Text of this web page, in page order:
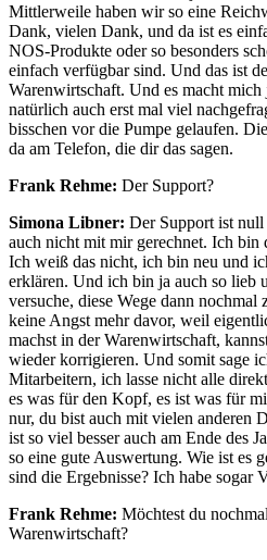
Mittlerweile haben wir so eine
Dank, vielen Dank, und da ist es
NOS-Produkte oder so besonders
einfach verfügbar sind. Und das ist
Warenwirtschaft. Und es macht mich
natürlich auch erst mal viel
bisschen vor die Pumpe gelaufen.
da am Telefon, die dir das sagen.
Frank Rehme: Der Support?
Simona Libner: Der Support ist null
auch nicht mit mir gerechnet. Ich bin
Ich weiß das nicht, ich bin neu und
erklären. Und ich bin ja auch so lieb
versuche, diese Wege dann nochmal
keine Angst mehr davor, weil
machst in der Warenwirtschaft,
wieder korrigieren. Und somit sage
Mitarbeitern, ich lasse nicht alle
es was für den Kopf, es ist was für
nur, du bist auch mit vielen anderen
ist so viel besser auch am Ende des
so eine gute Auswertung. Wie ist es
sind die Ergebnisse? Ich habe sogar
Frank Rehme: Möchtest du
Warenwirtschaft?